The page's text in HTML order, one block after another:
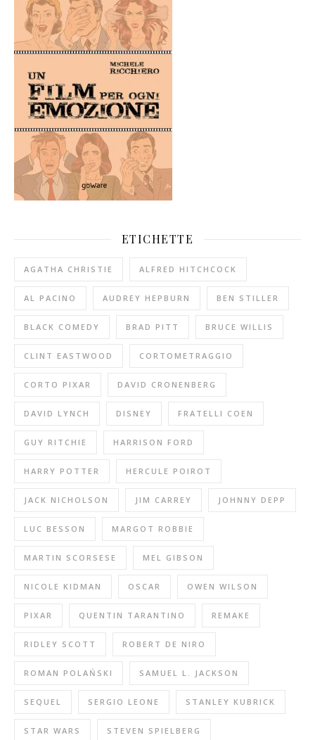
ETICHETTE
AGATHA CHRISTIE ALFRED HITCHCOCK
AL PACINO AUDREY HEPBURN BEN STILLER
BLACK COMEDY BRAD PITT BRUCE WILLIS
CLINT EASTWOOD CORTOMETRAGGIO
CORTO PIXAR DAVID CRONENBERG
DAVID LYNCH DISNEY FRATELLI COEN
GUY RITCHIE HARRISON FORD
HARRY POTTER HERCULE POIROT
JACK NICHOLSON JIM CARREY JOHNNY DEPP
LUC BESSON MARGOT ROBBIE
MARTIN SCORSESE MEL GIBSON
NICOLE KIDMAN OSCAR OWEN WILSON
PIXAR QUENTIN TARANTINO REMAKE
RIDLEY SCOTT ROBERT DE NIRO
ROMAN POLAŃSKI SAMUEL L. JACKSON
SEQUEL SERGIO LEONE STANLEY KUBRICK
STAR WARS STEVEN SPIELBERG